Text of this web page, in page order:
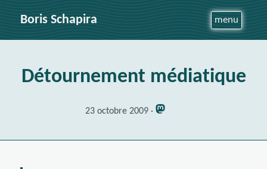
Boris Schapira menu
Détournement médiatique
23 octobre 2009